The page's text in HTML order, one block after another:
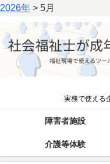
2026年 > 5月
実務で使える
障害者施設
介護等体験